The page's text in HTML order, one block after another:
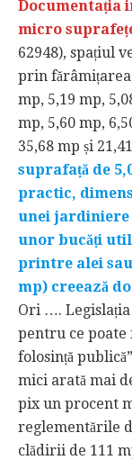
Documentația
micro
62948), spațiul
prin
mp, 5,19 mp,
mp, 5,60 mp,
35,68 mp și
suprafață de
practic,
unei jardiniere
unor bucăți
printre alei
mp) creează
Ori ….
pentru ce poate
folosință
mici arată mai
pix un procent
reglementările
clădirii de 111